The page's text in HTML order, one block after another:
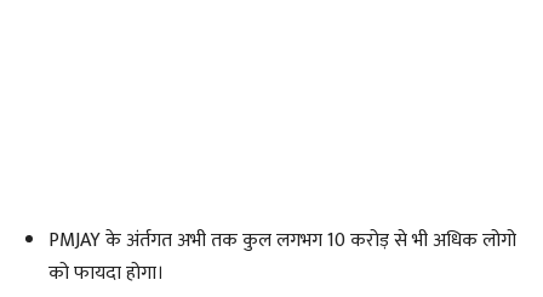
PMJAY के अंर्तगत अभी तक कुल लगभग 10 करोड़ से भी अधिक लोगो
को फायदा होगा।